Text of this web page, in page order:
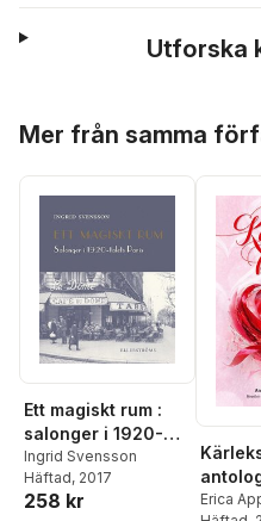
Utforska
Mer från samma
Ett magiskt rum :
salonger i 1920-
talets Paris
Ingrid Svensson
Häftad, 2017
258 kr Erica